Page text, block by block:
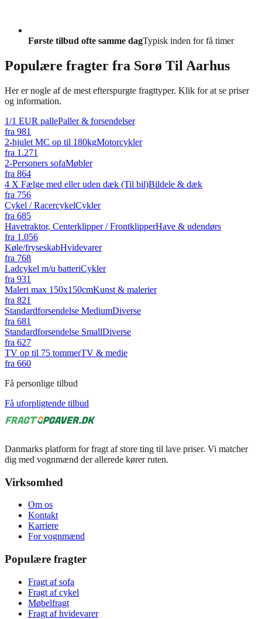
Første tilbud ofte samme dagTypisk inden for få timer
Populære fragter fra Sorø Til Aarhus
Her er nogle af de mest efterspurgte fragttyper. Klik for at se priser
og information.
1/1 EUR pallePaller & forsendelser
fra 981
2-hjulet MC op til 180kgMotorcykler
fra 1.271
2-Personers sofaMøbler
fra 864
4 X Fælge med eller uden dæk (Til bil)Bildele & dæk
fra 756
Cykel / RacercykelCykler
fra 685
Havetraktor, Centerklipper / FrontklipperHave & udendørs
fra 1.056
Køle/fryseskabHvidevarer
fra 768
Ladcykel m/u batteriCykler
fra 931
Maleri max 150x150cmKunst & malerier
fra 821
Standardforsendelse MediumDiverse
fra 681
Standardforsendelse SmallDiverse
fra 627
TV op til 75 tommerTV & medie
fra 660
Få personlige tilbud
Få uforpligtende tilbud
Danmarks platform for fragt af store ting til lave priser. Vi matcher
dig med vognmænd der allerede kører ruten.
Virksomhed
Om os
Kontakt
Karriere
For vognmænd
Populære fragter
Fragt af sofa
Fragt af cykel
Møbelfragt
Fragt af hvidevarer